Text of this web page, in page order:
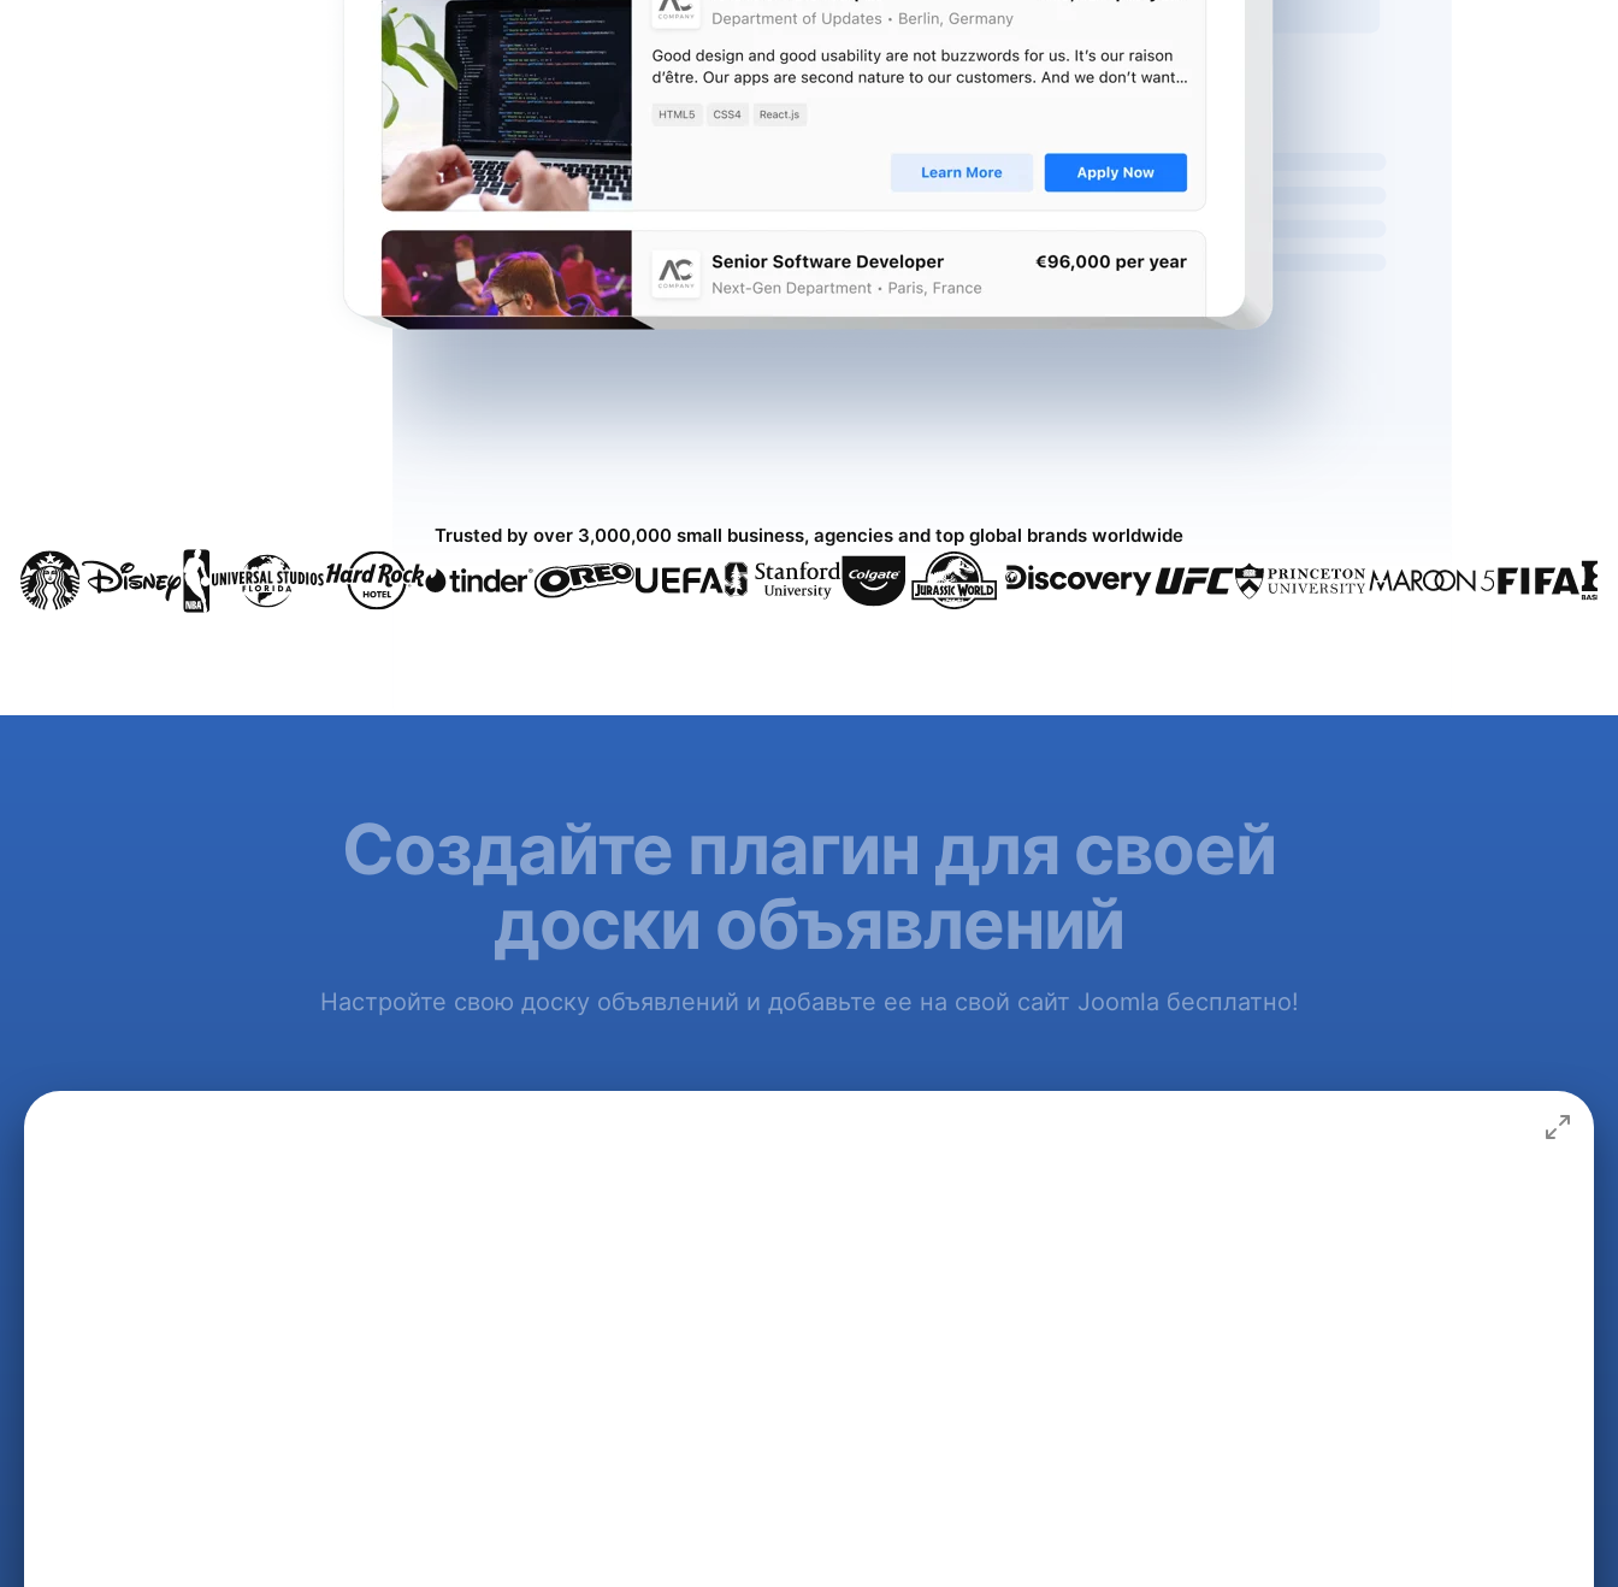
Trusted by over 3,000,000 small business, agencies and top global brands worldwide
Создайте плагин для своей
доски объявлений
Настройте свою доску объявлений и добавьте ее на свой сайт Joomla бесплатно!